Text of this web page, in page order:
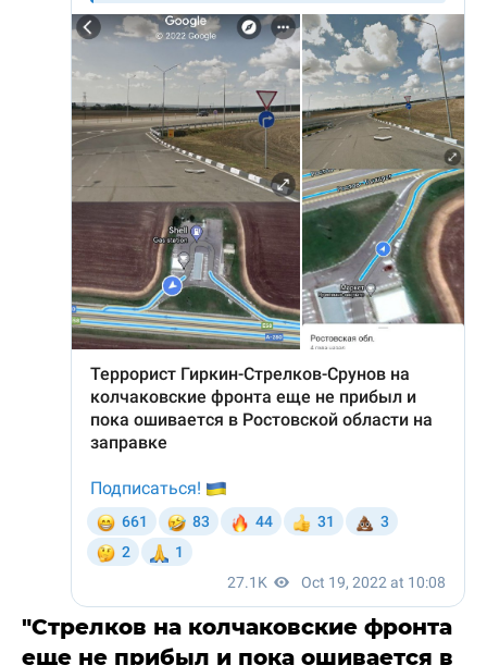
"Стрелков на колчаковские фронта
еще не прибыл и пока ошивается в